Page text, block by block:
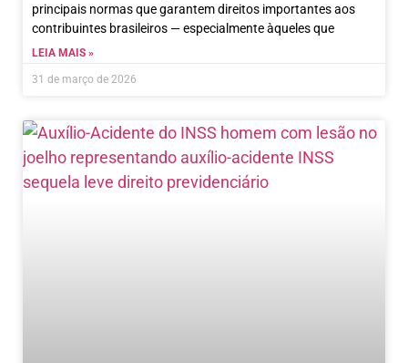
principais normas que garantem direitos importantes aos
contribuintes brasileiros — especialmente àqueles que
LEIA MAIS »
31 de março de 2026